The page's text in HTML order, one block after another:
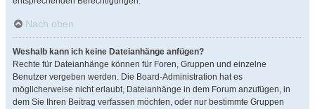
Nach oben
Weshalb kann ich keine Dateianhänge anfügen?
Rechte für Dateianhänge können für Foren, Gruppen und einzelne
Benutzer vergeben werden. Die Board-Administration hat es
möglicherweise nicht erlaubt, Dateianhänge in dem Forum anzufügen, in
dem Sie Ihren Beitrag verfassen möchten, oder nur bestimmte Gruppen